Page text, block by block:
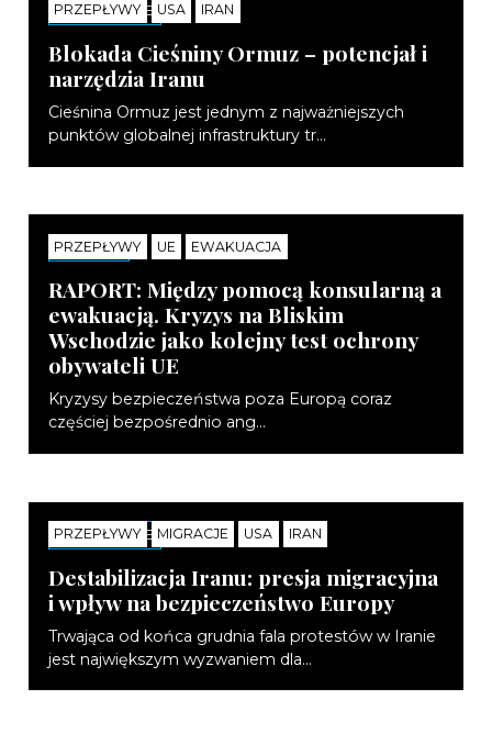
PRZEPŁYWY USA IRAN
KOMENTARZE
Blokada Cieśniny Ormuz – potencjał i
narzędzia Iranu
Cieśnina Ormuz jest jednym z najważniejszych
punktów globalnej infrastruktury tr...
PRZEPŁYWY UE EWAKUACJA
RAPORTY
RAPORT: Między pomocą konsularną a
ewakuacją. Kryzys na Bliskim
Wschodzie jako kolejny test ochrony
obywateli UE
Kryzysy bezpieczeństwa poza Europą coraz
częściej bezpośrednio ang...
PRZEPŁYWY MIGRACJE USA IRAN
KOMENTARZE
Destabilizacja Iranu: presja migracyjna
i wpływ na bezpieczeństwo Europy
Trwająca od końca grudnia fala protestów w Iranie
jest największym wyzwaniem dla...